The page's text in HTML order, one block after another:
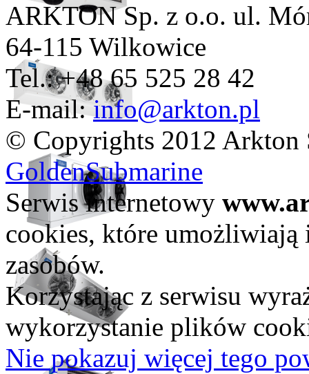
ARKTON Sp. z o.o. ul.
64-115 Wilkowice
Tel.: +48 65 525 28 42
E-mail:info@arkton.pl
© Copyrights 2012 Arkton
GoldenSubmarine
Serwis internetowy
cookies, które umożliwiają
zasobów.
Korzystając z serwisu
wykorzystanie plików
Nie pokazuj więcej tego